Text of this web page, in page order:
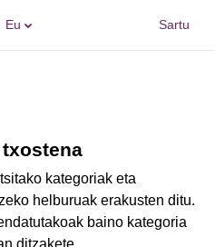
Eu Sartu
kategoriak eta
helburuak erakusten ditu.
baino kategoria
ditzakete.